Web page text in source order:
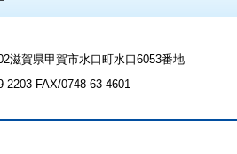
滋賀県甲賀市水口町水口6053番地
2203 FAX/0748-63-4601